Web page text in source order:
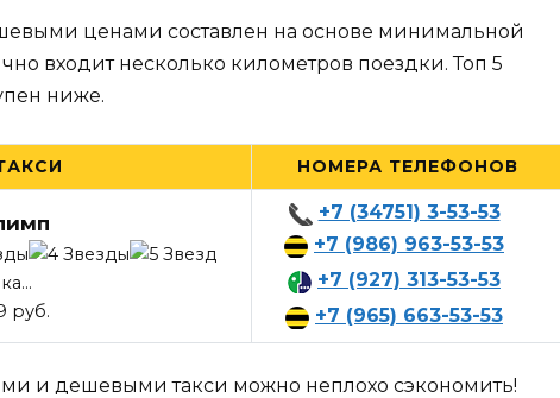
ценами составлен на основе минимальной
входит несколько километров поездки. Топ 5
ниже.
НОМЕРА ТЕЛЕФОНОВ
руб.
+7 (34751) 3-53-53
+7 (986) 963-53-53
+7 (927) 313-53-53
+7 (965) 663-53-53
и дешевыми такси можно неплохо сэкономить!